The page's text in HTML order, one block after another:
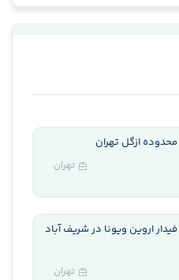
ازگل تهران
تهران
اروین ویونا در شریف آباد
تهران